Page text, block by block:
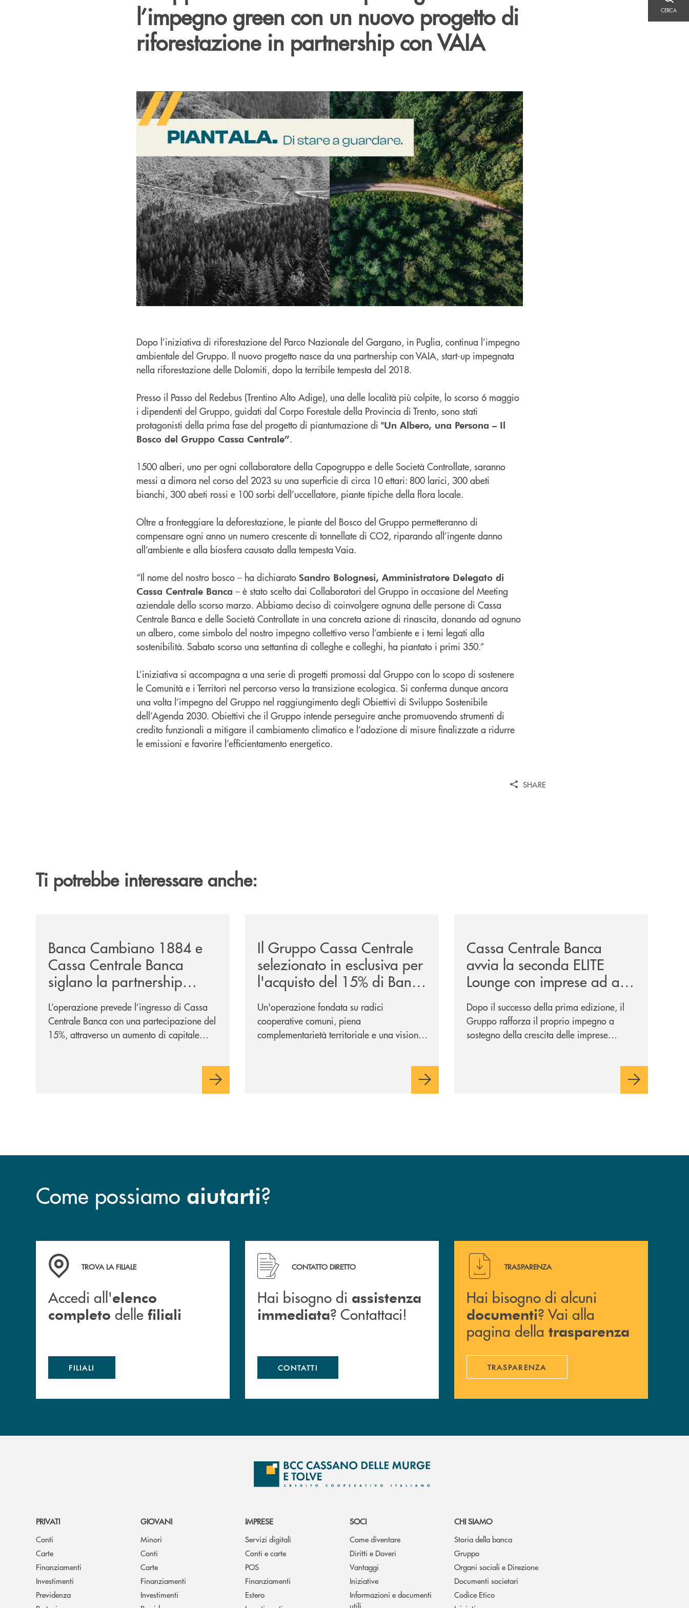
CERCA
l’impegno green con un nuovo progetto di
riforestazione in partnership con VAIA
Dopo l’iniziativa di riforestazione del Parco Nazionale del Gargano, in Puglia, continua l’impegno
ambientale del Gruppo. Il nuovo progetto nasce da una partnership con VAIA, start-up impegnata
nella riforestazione delle Dolomiti, dopo la terribile tempesta del 2018.
Presso il Passo del Redebus (Trentino Alto Adige), una delle località più colpite, lo scorso 6 maggio
i dipendenti del Gruppo, guidati dal Corpo Forestale della Provincia di Trento, sono stati
protagonisti della prima fase del progetto di piantumazione di "Un Albero, una Persona – Il
Bosco del Gruppo Cassa Centrale”.
1500 alberi, uno per ogni collaboratore della Capogruppo e delle Società Controllate, saranno
messi a dimora nel corso del 2023 su una superficie di circa 10 ettari: 800 larici, 300 abeti
bianchi, 300 abeti rossi e 100 sorbi dell’uccellatore, piante tipiche della flora locale.
Oltre a fronteggiare la deforestazione, le piante del Bosco del Gruppo permetteranno di
compensare ogni anno un numero crescente di tonnellate di CO2, riparando all’ingente danno
all’ambiente e alla biosfera causato dalla tempesta Vaia.
“Il nome del nostro bosco – ha dichiarato Sandro Bolognesi, Amministratore Delegato di
Cassa Centrale Banca – è stato scelto dai Collaboratori del Gruppo in occasione del Meeting
aziendale dello scorso marzo. Abbiamo deciso di coinvolgere ognuna delle persone di Cassa
Centrale Banca e delle Società Controllate in una concreta azione di rinascita, donando ad ognuno
un albero, come simbolo del nostro impegno collettivo verso l’ambiente e i temi legati alla
sostenibilità. Sabato scorso una settantina di colleghe e colleghi, ha piantato i primi 350.”
L’iniziativa si accompagna a una serie di progetti promossi dal Gruppo con lo scopo di sostenere
le Comunità e i Territori nel percorso verso la transizione ecologica. Si conferma dunque ancora
una volta l’impegno del Gruppo nel raggiungimento degli Obiettivi di Sviluppo Sostenibile
dell’Agenda 2030. Obiettivi che il Gruppo intende perseguire anche promuovendo strumenti di
credito funzionali a mitigare il cambiamento climatico e l’adozione di misure finalizzate a ridurre
le emissioni e favorire l’efficientamento energetico.
SHARE
Ti potrebbe interessare anche:
Banca Cambiano 1884 e
Cassa Centrale Banca
siglano la partnership
strategica
L’operazione prevede l’ingresso di Cassa
Centrale Banca con una partecipazione del
15%, attraverso un aumento di capitale
sulla condivisione di valori comuni e sulla
prossimità ai territori, per ampliare l’offerta
Il Gruppo Cassa Centrale
selezionato in esclusiva per
l'acquisto del 15% di Banca
Cambiano 1884
Un'operazione fondata su radici
cooperative comuni, piena
complementarietà territoriale e una visione
Cassa Centrale Banca
avvia la seconda ELITE
Lounge con imprese ad alto
potenziale
Dopo il successo della prima edizione, il
Gruppo rafforza il proprio impegno a
sostegno della crescita delle imprese
Come possiamo aiutarti?
Accedi all' elenco completo delle filiali
TROVA LA FILIALE
Accedi all'elenco
completo delle filiali
FILIALI
Hai bisogno di assistenza immediata ? Contattaci!
CONTATTO DIRETTO
Hai bisogno di assistenza
immediata? Contattaci!
CONTATTI
Hai bisogno di alcuni documenti ? Vai alla pagina della
TRASPARENZA
Hai bisogno di alcuni
documenti? Vai alla
pagina della trasparenza
TRASPARENZA
PRIVATI
Conti
Carte
Finanziamenti
Investimenti
Previdenza
GIOVANI
Minori
Conti
Carte
Finanziamenti
Investimenti
IMPRESE
Servizi digitali
Conti e carte
POS
Finanziamenti
Estero
SOCI
Come diventare
Diritti e Doveri
Vantaggi
Iniziative
Informazioni e documenti
utili
CHI SIAMO
Storia della banca
Gruppo
Organi sociali e Direzione
Documenti societari
Codice Etico